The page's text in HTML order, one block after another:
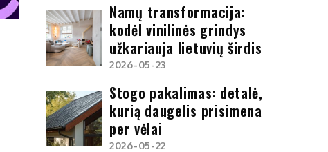
Namų transformacija:
kodėl vinilinės grindys
užkariauja lietuvių širdis
2026-05-23
Stogo pakalimas: detalė,
kurią daugelis prisimena
per vėlai
2026-05-22